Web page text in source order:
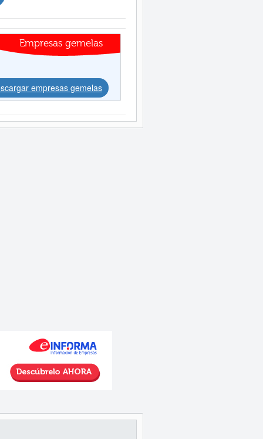
Empresas gemelas
empresas gemelas